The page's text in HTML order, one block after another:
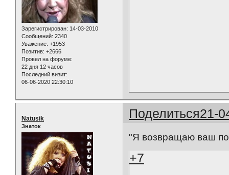
Зарегистрирован: 14-03-2010
Сообщений: 2340
Уважение: +1953
Позитив: +2666
Провел на форуме:
22 дня 12 часов
Последний визит:
06-06-2020 22:30:10
Поделиться21-
Natusik
Знаток
"Я возвращаю ваш
+7